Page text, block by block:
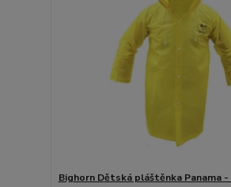
Bighorn Dětská pláštěnka Panama